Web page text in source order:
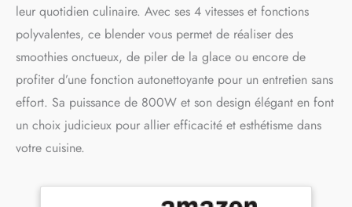
leur quotidien culinaire. Avec ses 4 vitesses et fonctions
polyvalentes, ce blender vous permet de réaliser des
smoothies onctueux, de piler de la glace ou encore de
profiter d’une fonction autonettoyante pour un entretien sans
effort. Sa puissance de 800W et son design élégant en font
un choix judicieux pour allier efficacité et esthétisme dans
votre cuisine.